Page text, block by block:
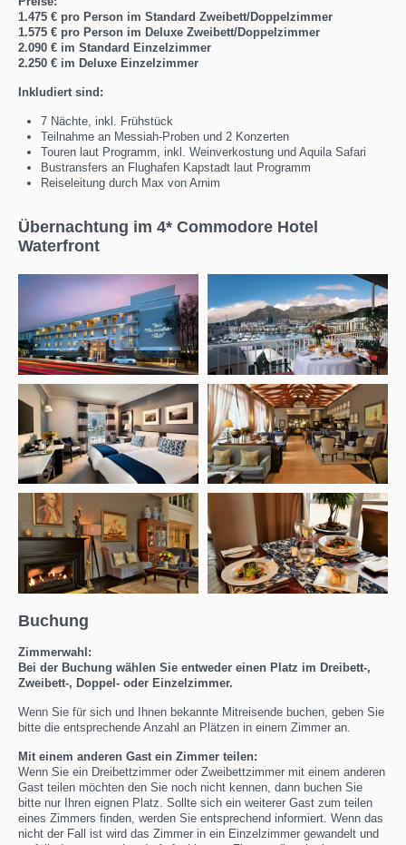
1.475 € pro Person im Standard Zweibett/Doppelzimmer
1.575 € pro Person im Deluxe Zweibett/Doppelzimmer
2.090 € im Standard Einzelzimmer
2.250 € im Deluxe Einzelzimmer
Inkludiert sind:
7 Nächte, inkl. Frühstück
Teilnahme an Messiah-Proben und 2 Konzerten
Touren laut Programm, inkl. Weinverkostung und Aquila Safari
Bustransfers an Flughafen Kapstadt laut Programm
Reiseleitung durch Max von Arnim
Übernachtung im 4* Commodore Hotel
Waterfront
Buchung
Zimmerwahl:
Bei der Buchung wählen Sie entweder einen Platz im Dreibett-,
Zweibett-, Doppel- oder Einzelzimmer.
Wenn Sie für sich und Ihnen bekannte Mitreisende buchen, geben Sie
bitte die entsprechende Anzahl an Plätzen in einem Zimmer an.
Mit einem anderen Gast ein Zimmer teilen:
Wenn Sie ein Dreibettzimmer oder Zweibettzimmer mit einem anderen
Gast teilen möchten den Sie noch nicht kennen, dann buchen Sie
bitte nur Ihren eignen Platz. Sollte sich ein weiterer Gast zum teilen
eines Zimmers finden, werden Sie entsprechend informiert. Wenn das
nicht der Fall ist wird das Zimmer in ein Einzelzimmer gewandelt und